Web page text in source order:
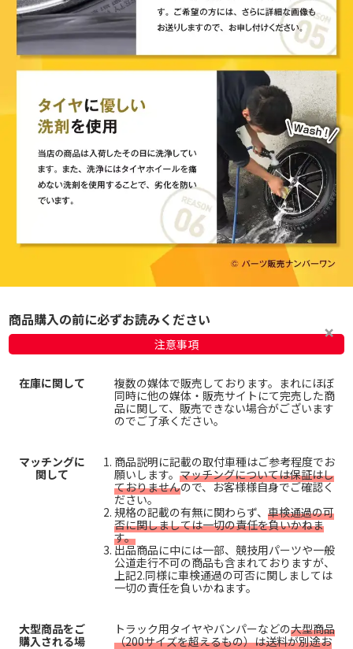
商品購入の前に必ずお読みください
注意事項
在庫に関して
複数の媒体で販売しております。まれにほぼ
同時に他の媒体・販売サイトにて完売した商
品に関して、販売できない場合がございます
のでご了承ください。
マッチングに
関して
商品説明に記載の取付車種はご参考程度でお
願いします。 マッチングについては保証はし
ておりませんので、お客様様自身でご確認く
ださい。
規格の記載の有無に関わらず、 車検通過の可
否に関しましては一切の責任を負いかねま
す。
出品商品に中には一部、競技用パーツや一般
公道走行不可の商品も含まれておりますが、
上記2.同様に車検通過の可否に関しましては
一切の責任を負いかねます。
大型商品をご
購入される場
トラック用タイヤやバンパーなどの大型商品
（200サイズを超えるもの）は送料が別途お